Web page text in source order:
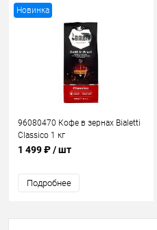
Новинка
96080470 Кофе в зернах Bialetti
Classico 1 кг
1 499 ₽/ шт
Подробнее